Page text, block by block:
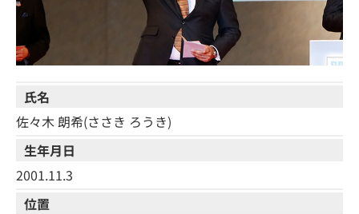
氏名
佐々木 朗希(ささき ろうき)
生年月日
2001.11.3
位置